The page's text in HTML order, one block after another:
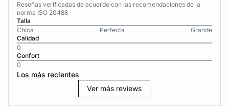
Reseñas verificadas de acuerdo con las recomendaciones de la
norma ISO 20488
Talla
Chica
Perfecta
Grande
Calidad
0
Confort
0
Los más recientes
Ver más reviews